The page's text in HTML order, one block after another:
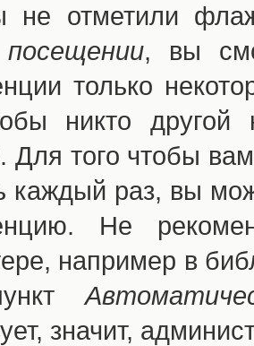
не отметили
, вы
только
никто другой
Для того чтобы
каждый раз, вы
Не
например в
значит,